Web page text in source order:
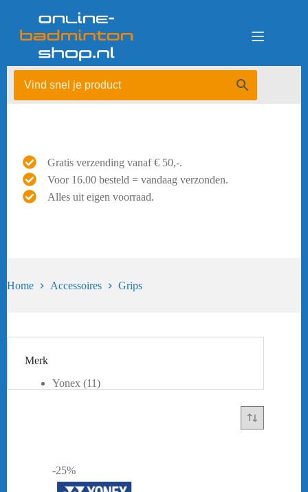
Gratis verzending vanaf € 50,-.
Voor 16.00 besteld = vandaag verzonden.
Alles uit eigen voorraad.
Home Accessoires Grips
-25%
Merk
Yonex (11)